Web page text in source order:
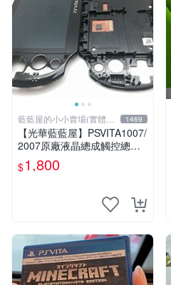
藍藍屋的小小賣場(實體店
面)
1469
【光華藍藍屋】PSVITA1007/
2007原廠液晶總成觸控總成
代客更換液晶破裂觸控不良不
能顯示通通幫您修到好~
$1,800